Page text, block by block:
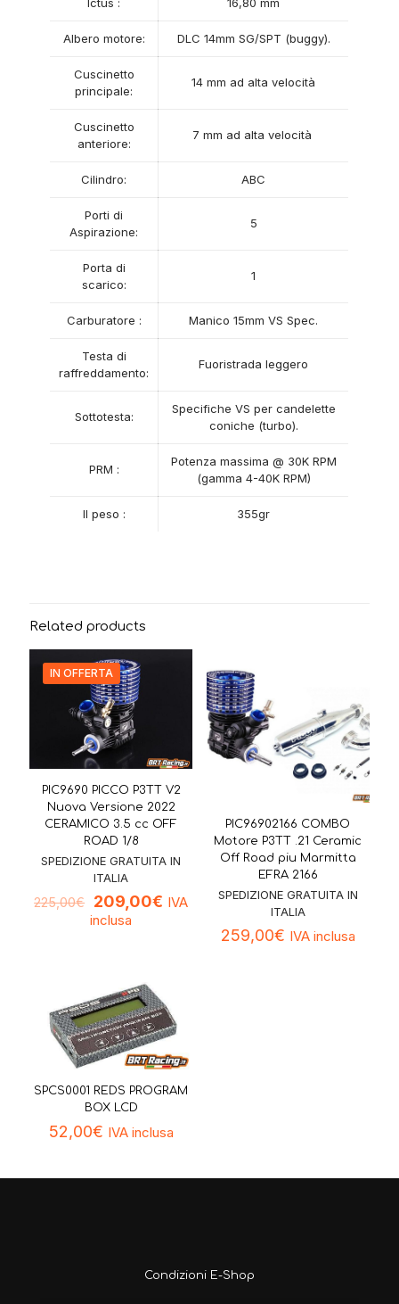
Albero motore: DLC 14mm SG/SPT (buggy).
Cuscinetto
principale:
14 mm ad alta velocità
Cuscinetto
anteriore:
7 mm ad alta velocità
Cilindro: ABC
Porti di
Aspirazione:
5
Porta di
scarico:
1
Carburatore : Manico 15mm VS Spec.
Testa di
raffreddamento:
Fuoristrada leggero
Sottotesta:
Specifiche VS per candelette
coniche (turbo).
PRM :
Potenza massima @ 30K RPM
(gamma 4-40K RPM)
Il peso : 355gr
Related products
IN OFFERTA
PIC9690 PICCO P3TT V2
Nuova Versione 2022
CERAMICO 3.5 cc OFF
ROAD 1/8
SPEDIZIONE GRATUITA IN
ITALIA
225,00€ 209,00€ IVA
inclusa
PIC96902166 COMBO
Motore P3TT .21 Ceramic
Off Road piu Marmitta
EFRA 2166
SPEDIZIONE GRATUITA IN
ITALIA
259,00€ IVA inclusa
SPCS0001 REDS PROGRAM
BOX LCD
52,00€ IVA inclusa
Condizioni E-Shop